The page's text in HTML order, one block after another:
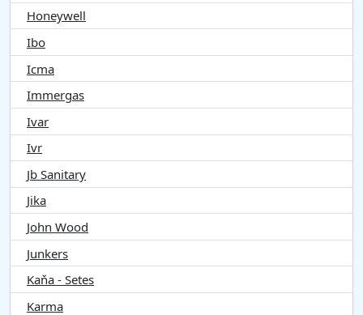
Honeywell
Ibo
Icma
Immergas
Ivar
Ivr
Jb Sanitary
Jika
John Wood
Junkers
Kaňa - Setes
Karma